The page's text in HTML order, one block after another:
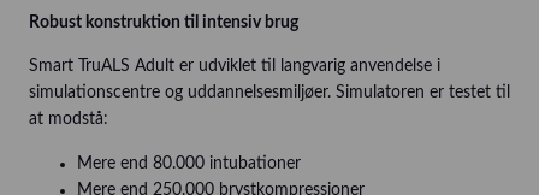
Robust konstruktion til intensiv brug
Smart TruALS Adult er udviklet til langvarig anvendelse i
simulationscentre og uddannelsesmiljøer. Simulatoren er testet til
at modstå:
Mere end 80.000 intubationer
Mere end 250.000 brystkompressioner